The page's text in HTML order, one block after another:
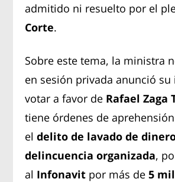
admitido ni resuelto por el
Corte.
Sobre este tema, la ministra
en sesión privada anunció
votar a favor de Rafael Zaga
tiene órdenes de
eldelito de lavado de
delincuencia organizada,
al Infonavit por más de5